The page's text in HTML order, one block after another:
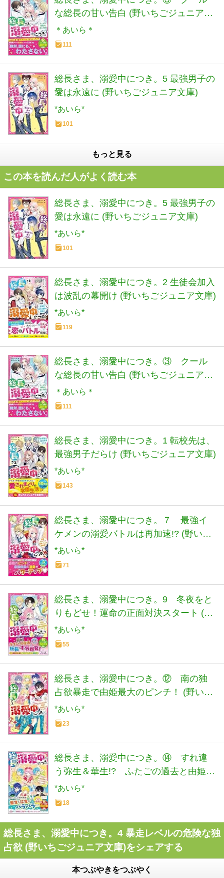
な総長の甘い告白 (野いちごジュニア文
庫)
＊あいら＊
111
総長さま、溺愛中につき。5 最強男子の
愛は永遠に (野いちごジュニア文庫)
*あいら*
101
もっと見る
この本を読んだ人がよく読む本
総長さま、溺愛中につき。5 最強男子の
愛は永遠に (野いちごジュニア文庫)
*あいら*
101
総長さま、溺愛中につき。2 生徒会加入
は波乱の幕開け (野いちごジュニア文庫)
*あいら*
119
総長さま、溺愛中につき。③ クール
な総長の甘い告白 (野いちごジュニア文
庫)
＊あいら＊
111
総長さま、溺愛中につき。1 転校先は、
最強男子だらけ (野いちごジュニア文庫)
*あいら*
143
総長さま、溺愛中につき。７ 最強イ
ケメンの溺愛バトルは再加速!? (野いち
ごジュニア文庫)
*あいら*
71
総長さま、溺愛中につき。9 冬夜をと
りもどせ！運命の正面対決スタート (野
いちごジュニア文庫)
*あいら*
55
総長さま、溺愛中につき。⑫ 南の独
占欲暴走で由姫最大のピンチ！ (野いち
ごジュニア文庫)
*あいら*
23
総長さま、溺愛中につき。⑭ すれ違
う弥生＆華生!? ふたごの過去と由姫へ
の想い (野いちごジュニア文庫)
*あいら*
18
総長さま、溺愛中につき。4 暴走レベルの危険な独
占欲 (野いちごジュニア文庫)をシェアする
本つぶやきをつぶやく